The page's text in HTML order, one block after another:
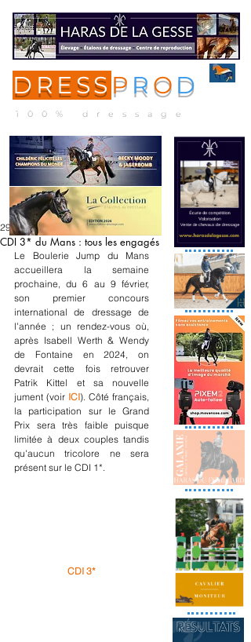
DRESS P R O D
100% dressage
CDI 3* du Mans : tous les engagés
29 janv. 2025
Le Boulerie Jump du Mans
accueillera la semaine
prochaine, du 6 au 9 février,
son premier concours
international de dressage de
l'année ; un rendez-vous où,
après Isabell Werth & Wendy
de Fontaine en 2024, on
devrait cette fois retrouver
Patrik Kittel et sa nouvelle
jument (voir ICI). Côté français,
la participation sur le Grand
Prix sera très faible puisque
limitée à deux couples tandis
qu'aucun tricolore ne sera
présent sur le CDI 1*.
CDI 3*